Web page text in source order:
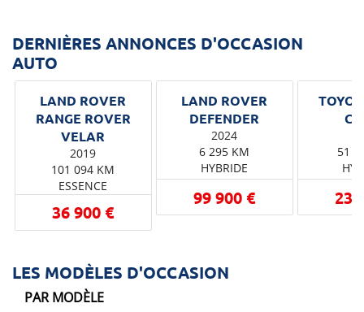
DERNIÈRES ANNONCES D'OCCASION
AUTO
LAND ROVER
RANGE ROVER
2019
101 094 KM
ESSENCE
36 900 €
LAND ROVER
2024
6 295 KM
HYBRIDE
99 900 €
51
23
LES MODÈLES D'OCCASION
PAR MODÈLE